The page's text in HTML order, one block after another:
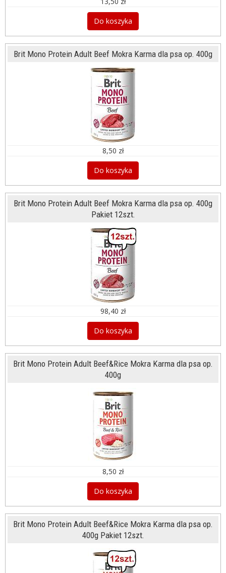
Do koszyka
Brit Mono Protein Adult Beef Mokra Karma dla psa op. 400g
8,50 zł
Do koszyka
Brit Mono Protein Adult Beef Mokra Karma dla psa op. 400g
Pakiet 12szt.
98,40 zł
Do koszyka
Brit Mono Protein Adult Beef&Rice Mokra Karma dla psa op.
400g
8,50 zł
Do koszyka
Brit Mono Protein Adult Beef&Rice Mokra Karma dla psa op.
400g Pakiet 12szt.